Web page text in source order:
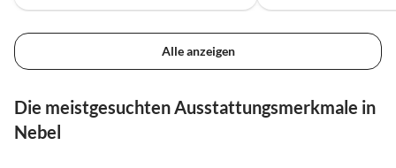
Alle anzeigen
Die meistgesuchten Ausstattungsmerkmale in
Nebel